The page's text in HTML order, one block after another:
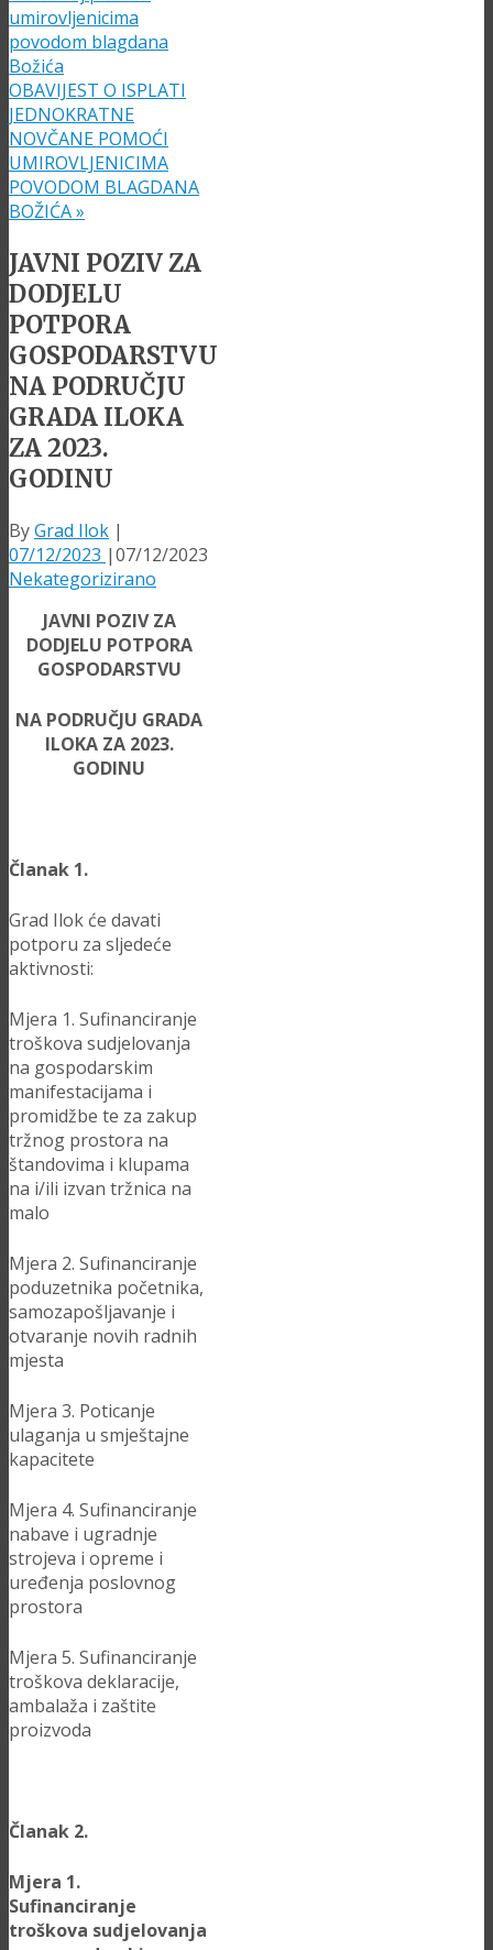
umirovljenicima
povodom blagdana
Božića
OBAVIJEST O ISPLATI
JEDNOKRATNE
NOVČANE POMOĆI
UMIROVLJENICIMA
POVODOM BLAGDANA
BOŽIĆA»
JAVNI POZIV ZA
DODJELU
POTPORA
GOSPODARSTVU
NA PODRUČJU
GRADA ILOKA
ZA 2023.
GODINU
ByGrad Ilok |
07/12/2023 |07/12/2023
Nekategorizirano
JAVNI POZIV ZA
DODJELU POTPORA
GOSPODARSTVU
NA PODRUČJU GRADA
ILOKA ZA 2023.
GODINU
Članak 1.
Grad Ilok će davati
potporu za sljedeće
aktivnosti:
Mjera 1. Sufinanciranje
troškova sudjelovanja
na gospodarskim
manifestacijama i
promidžbe te za zakup
tržnog prostora na
štandovima i klupama
na i/ili izvan tržnica na
malo
Mjera 2. Sufinanciranje
poduzetnika početnika,
samozapošljavanje i
otvaranje novih radnih
mjesta
Mjera 3. Poticanje
ulaganja u smještajne
kapacitete
Mjera 4. Sufinanciranje
nabave i ugradnje
strojeva i opreme i
uređenja poslovnog
prostora
Mjera 5. Sufinanciranje
troškova deklaracije,
ambalaža i zaštite
proizvoda
Članak 2.
Mjera 1.
Sufinanciranje
troškova sudjelovanja